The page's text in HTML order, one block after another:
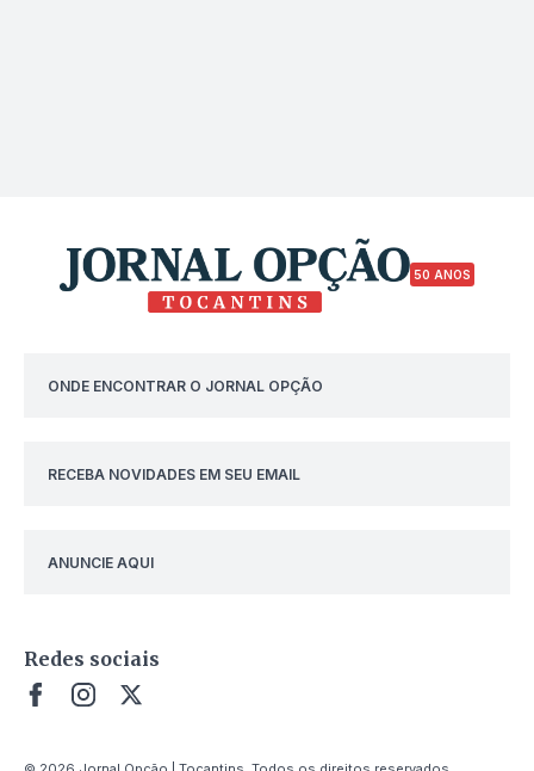
50 ANOS
ONDE ENCONTRAR O JORNAL OPÇÃO
RECEBA NOVIDADES EM SEU EMAIL
ANUNCIE AQUI
Redes sociais